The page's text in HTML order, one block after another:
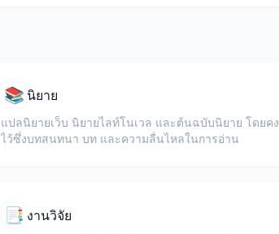
📚 นิยาย
แปลนิยายเว็บ นิยายไลท์โนเวล และต้นฉบับนิยาย โดยคง
ไว้ซึ่งบทสนทนา บท และความลื่นไหลในการอ่าน
📑 งานวิจัย